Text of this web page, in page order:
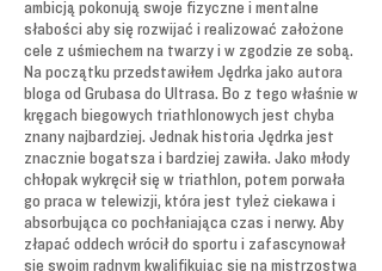
ambicją pokonują swoje fizyczne i mentalne
słabości aby się rozwijać i realizować założone
cele z uśmiechem na twarzy i w zgodzie ze sobą.
Na początku przedstawiłem Jędrka jako autora
bloga od Grubasa do Ultrasa. Bo z tego właśnie w
kręgach biegowych triathlonowych jest chyba
znany najbardziej. Jednak historia Jędrka jest
znacznie bogatsza i bardziej zawiła. Jako młody
chłopak wykręcił się w triathlon, potem porwała
go praca w telewizji, która jest tyleż ciekawa i
absorbująca co pochłaniająca czas i nerwy. Aby
złapać oddech wrócił do sportu i zafascynował
się swoim radnym kwalifikując się na mistrzostwa